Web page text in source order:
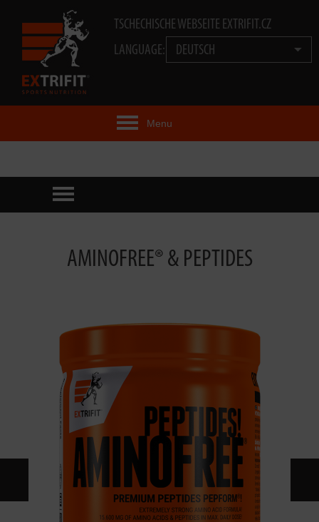
TSCHECHISCHE WEBSEITE EXTRIFIT.CZ
LANGUAGE:
DEUTSCH
Menu
PRODUKTE
EXTRIFIT® TEAMAMINOFREE® & PEPTIDES